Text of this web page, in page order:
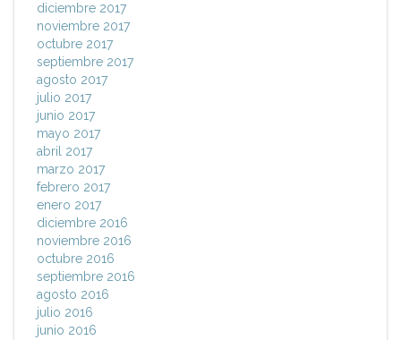
diciembre 2017
noviembre 2017
octubre 2017
septiembre 2017
agosto 2017
julio 2017
junio 2017
mayo 2017
abril 2017
marzo 2017
febrero 2017
enero 2017
diciembre 2016
noviembre 2016
octubre 2016
septiembre 2016
agosto 2016
julio 2016
junio 2016